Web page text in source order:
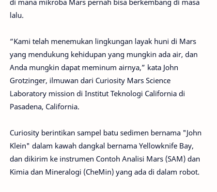
lalu.
“Kami telah menemukan lingkungan layak huni di Mars
yang mendukung kehidupan yang mungkin ada air, dan
Anda mungkin dapat meminum airnya,” kata John
Grotzinger, ilmuwan dari Curiosity Mars Science
Laboratory mission di Institut Teknologi California di
Pasadena, California.
Curiosity berintikan sampel batu sedimen bernama "John
Klein" dalam kawah dangkal bernama Yellowknife Bay,
dan dikirim ke instrumen Contoh Analisi Mars (SAM) dan
Kimia dan Mineralogi (CheMin) yang ada di dalam robot.